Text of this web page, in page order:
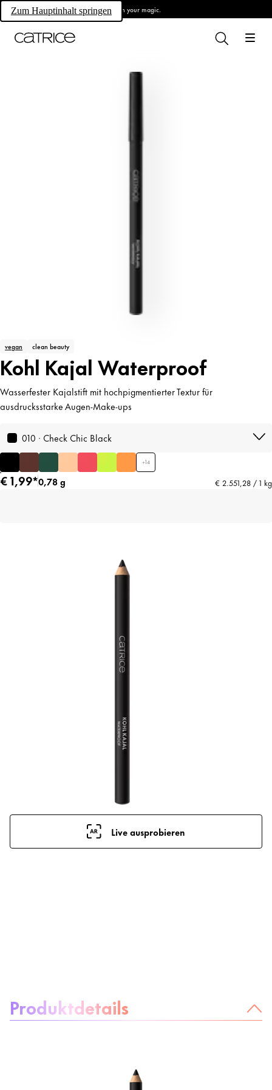
Zum Hauptinhalt springen Own your magic.
vegan clean beauty
Kohl Kajal Waterproof
Wasserfester Kajalstift mit hochpigmentierter Textur für
ausdrucksstarke Augen-Make-ups
010 · Check Chic Black
+14
€ 1,99*0,78 g € 2.551,28 / 1 kg
Live ausprobieren
Produktdetails